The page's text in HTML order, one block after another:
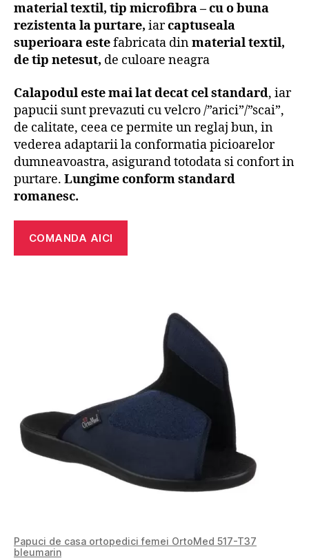
material textil, tip microfibra –cu o buna
rezistenta la purtare, iarcaptuseala
superioara estefabricata dinmaterial textil,
de tip netesut, de culoare neagra
Calapodul este mai lat decat cel standard, iar
papucii sunt prevazuti cu velcro /”arici”/”scai”,
de calitate, ceea ce permite un reglaj bun, in
vederea adaptarii la conformatia picioarelor
dumneavoastra, asigurand totodata si confort in
purtare. Lungime conform standard
romanesc.
COMANDA AICI
Papuci de casa ortopedici femei OrtoMed 517-T37
bleumarin